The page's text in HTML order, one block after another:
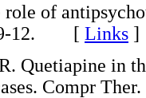
role of
12. [ Links ]
Quetiapine in
Compr